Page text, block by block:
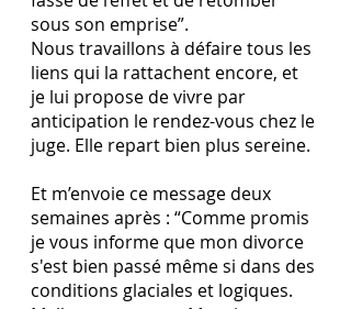
sous son emprise”.
Nous travaillons à défaire tous les
liens qui la rattachent encore, et
je lui propose de vivre par
anticipation le rendez-vous chez le
juge. Elle repart bien plus sereine.
Et m’envoie ce message deux
semaines après : “Comme promis
je vous informe que mon divorce
s'est bien passé même si dans des
conditions glaciales et logiques.